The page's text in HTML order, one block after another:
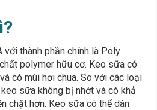
thành phần chính là Poly
polymer hữu cơ. Keo sữa có
có mùi hơi chua. So với các loại
sữa không bị nhớt và có khả
chặt hơn. Keo sữa có thể dán